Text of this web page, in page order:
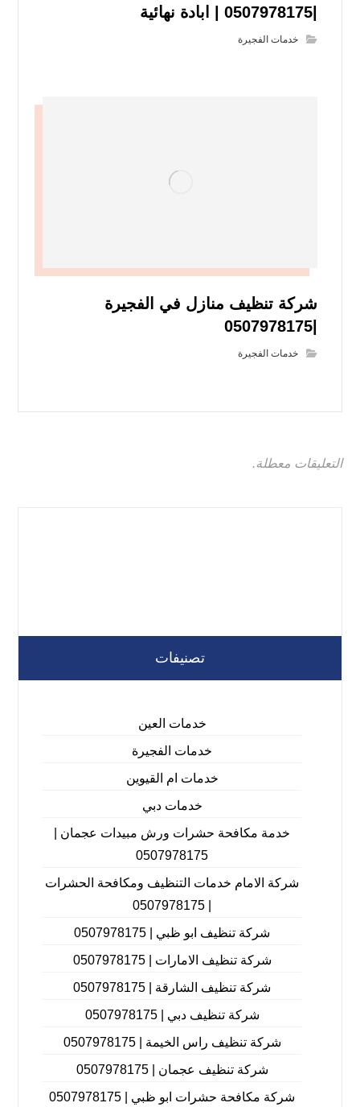
|0507978175 | ابادة نهائية
خدمات الفجيرة
شركة تنظيف منازل في الفجيرة
|0507978175
خدمات الفجيرة
التعليقات معطلة.
تصنيفات
خدمات العين
خدمات الفجيرة
خدمات ام القيوين
خدمات دبي
خدمة مكافحة حشرات ورش مبيدات عجمان |
0507978175
شركة الامام خدمات التنظيف ومكافحة الحشرات
شركة تنظيف ابو ظبي | 0507978175
شركة تنظيف الامارات | 0507978175
شركة تنظيف الشارقة | 0507978175
شركة تنظيف دبي | 0507978175
شركة تنظيف راس الخيمة | 0507978175
شركة تنظيف عجمان | 0507978175
شركة مكافحة حشرات ابو ظبي | 0507978175